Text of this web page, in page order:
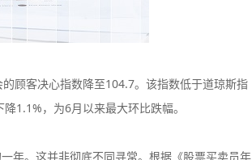
顾客决心指数降至104.7。该指数低于道琼斯指
1.1%，为6月以来最大环比跌幅。
年。这并非彻底不同寻常。根据《股票买卖员年